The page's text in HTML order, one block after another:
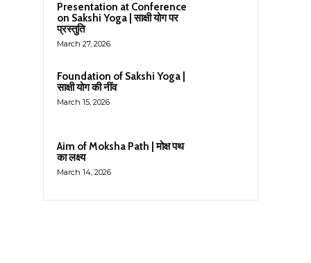
Presentation at Conference
on Sakshi Yoga | साक्षी योग पर
प्रस्तुति
March 27, 2026
Foundation of Sakshi Yoga |
साक्षी योग की नींव
March 15, 2026
Aim of Moksha Path | मोक्ष पथ
का लक्ष्य
March 14, 2026